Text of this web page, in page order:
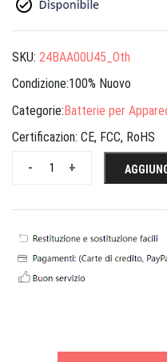
SKU: 24BAA00U45_Oth
Condizione:100% Nuovo
Categorie:Batterie per
Certificazion: CE, FCC, RoHS
+
-